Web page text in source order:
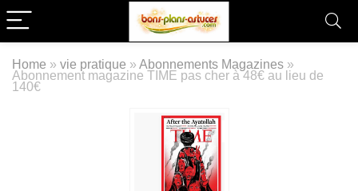
Home » vie pratique » Abonnements Magazines »
Abonnement magazine TIME pas cher à 48€ au lieu de
140€